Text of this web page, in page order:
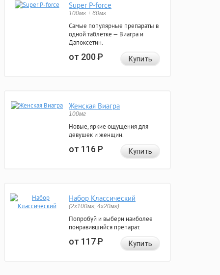
Super P-force
100мг + 60мг
Самые популярные препараты в
одной таблетке — Виагра и
Дапоксетин.
от 200Р Купить
Женская Виагра
100мг
Новые, яркие ощущения для
девушек и женщин.
от 116Р Купить
Набор Классический
(2x100мг, 4x20мг)
Попробуй и выбери наиболее
понравившийся препарат.
от 117Р Купить